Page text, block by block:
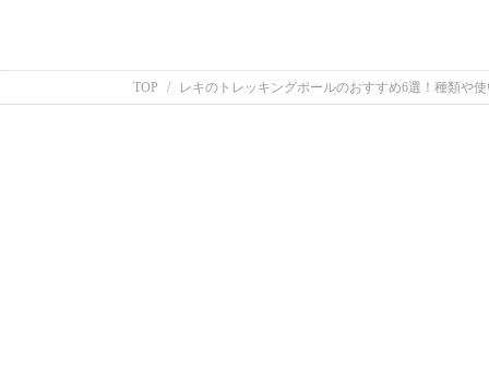
TOP レキのトレッキングポールのおすすめ6選！種類や